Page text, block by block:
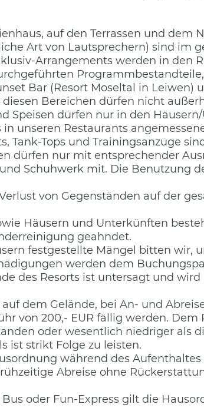
auf den Terrassen und dem
Art von Lautsprechern) sind im
Arrangements werden in den
Bar (Resort Moseltal in Leiwen)
diesen Bereichen dürfen nicht
Speisen dürfen nur in den
unseren Restaurants
Tank-Tops und Trainingsanzüge
dürfen nur mit entsprechender
Schuhwerk mit. Die Benutzung
von Gegenständen auf der
Häusern und Unterkünften
geahndet.
festgestellte Mängel bitten wir,
werden dem
des Resorts ist untersagt und
dem Gelände, bei An- und
von 200,- EUR fällig werden.
oder wesentlich niedriger als
ist strikt Folge zu leisten.
während des
Abreise ohne
oder Fun-Express gilt die